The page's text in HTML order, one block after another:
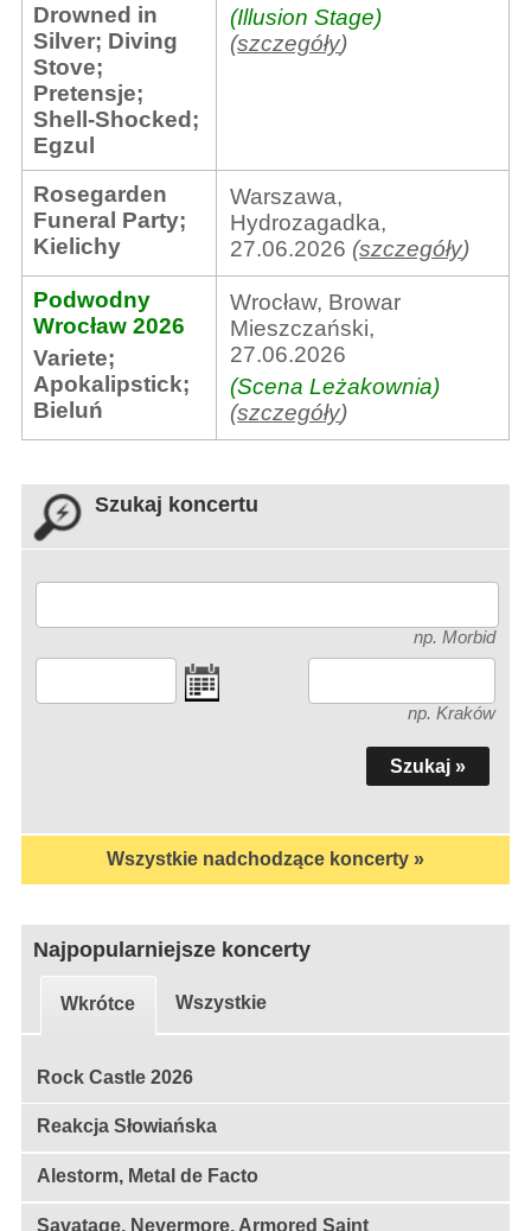
Drowned in
Silver; Diving
Stove;
Pretensje;
Shell-Shocked;
Egzul
(Illusion Stage)
(szczegóły)
Rosegarden
Funeral Party;
Kielichy
Warszawa,
Hydrozagadka,
27.06.2026 (szczegóły)
Podwodny
Wrocław 2026
Variete;
Apokalipstick;
Bieluń
Wrocław, Browar
Mieszczański,
27.06.2026
(Scena Leżakownia)
(szczegóły)
Szukaj koncertu
np. Morbid
np. Kraków
Wszystkie nadchodzące koncerty »
Najpopularniejsze koncerty
Wkrótce Wszystkie
Rock Castle 2026
Reakcja Słowiańska
Alestorm, Metal de Facto
Savatage, Nevermore, Armored Saint